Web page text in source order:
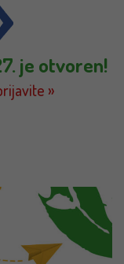
je otvoren!
»